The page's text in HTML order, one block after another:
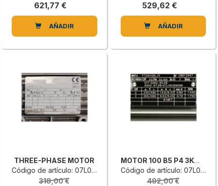
621,77 €
AÑADIR
529,62 €
AÑADIR
THREE-PHASE MOTOR
Código de artículo: 07L0041645D
318,00 €
MOTOR 100 B5 P4 3KW 230/400V 50
Código de artículo: 07L0039909B
492,00 €